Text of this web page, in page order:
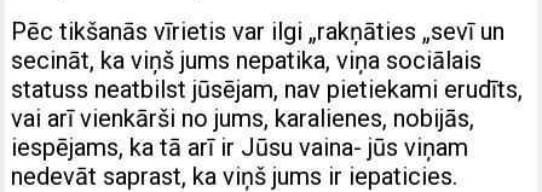
Pēc tikšanās vīrietis var ilgi „rakņāties „sevī un
secināt, ka viņš jums nepatika, viņa sociālais
statuss neatbilst jūsējam, nav pietiekami erudīts,
vai arī vienkārši no jums, karalienes, nobijās,
iespējams, ka tā arī ir Jūsu vaina- jūs viņam
nedevāt saprast, ka viņš jums ir iepaticies.